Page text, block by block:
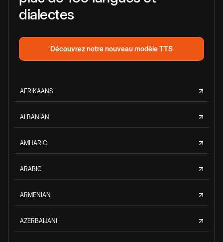
dialectes
Découvrez notre nouveau modèle TTS
AFRIKAANS
ALBANIAN
AMHARIC
ARABIC
ARMENIAN
AZERBAIJANI